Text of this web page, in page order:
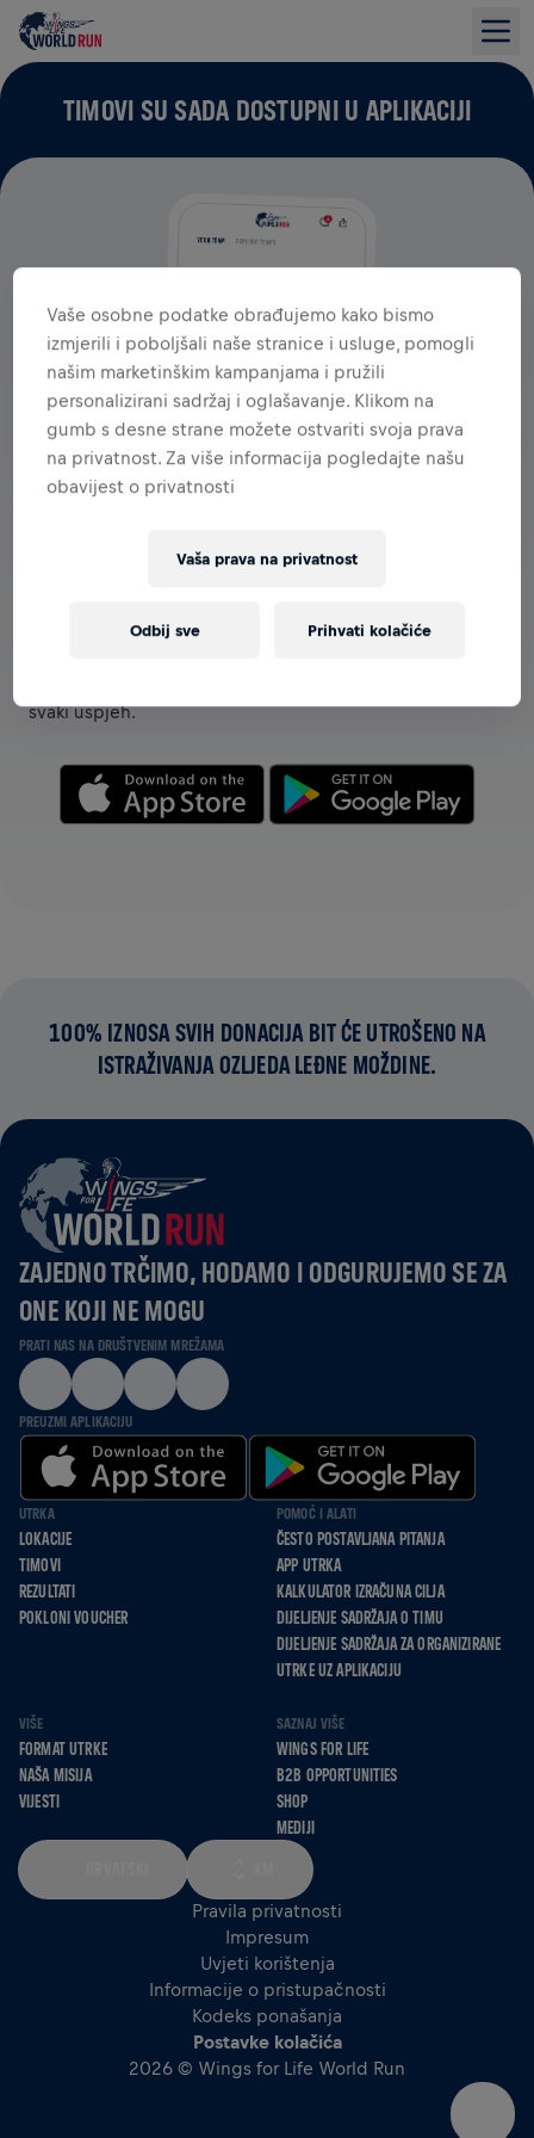
TIMOVI SU SADA DOSTUPNI U APLIKACIJI
Bilo da si već član nekog tima ili da tek okupljaš svoj tim,
svaki uspjeh.
100% IZNOSA SVIH DONACIJA BIT ĆE UTROŠENO NA
ISTRAŽIVANJA OZLJEDA LEĐNE MOŽDINE.
ZAJEDNO TRČIMO, HODAMO I ODGURUJEMO SE ZA
ONE KOJI NE MOGU
PRATI NAS NA DRUŠTVENIM MREŽAMA
PREUZMI APLIKACIJU
UTRKA
LOKACIJE
TIMOVI
REZULTATI
POKLONI VOUCHER
POMOĆ I ALATI
ČESTO POSTAVLJANA PITANJA
APP UTRKA
KALKULATOR IZRAČUNA CILJA
DIJELJENJE SADRŽAJA O TIMU
DIJELJENJE SADRŽAJA ZA ORGANIZIRANE
UTRKE UZ APLIKACIJU
VIŠE
FORMAT UTRKE
NAŠA MISIJA
VIJESTI
SAZNAJ VIŠE
WINGS FOR LIFE
B2B OPPORTUNITIES
SHOP
MEDIJI
Pravila privatnosti
Impresum
Uvjeti korištenja
Informacije o pristupačnosti
Kodeks ponašanja
Postavke kolačića
2026 © Wings for Life World Run
Vaše osobne podatke obrađujemo kako bismo
izmjerili i poboljšali naše stranice i usluge, pomogli
našim marketinškim kampanjama i pružili
personalizirani sadržaj i oglašavanje. Klikom na
gumb s desne strane možete ostvariti svoja prava
na privatnost. Za više informacija pogledajte našu
obavijest o privatnosti
Vaša prava na privatnost
Odbij sve Prihvati kolačiće